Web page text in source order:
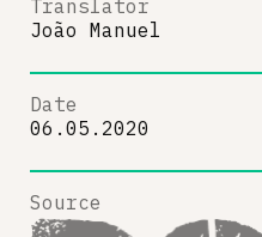
Translator
João Manuel
Date
06.05.2020
Source